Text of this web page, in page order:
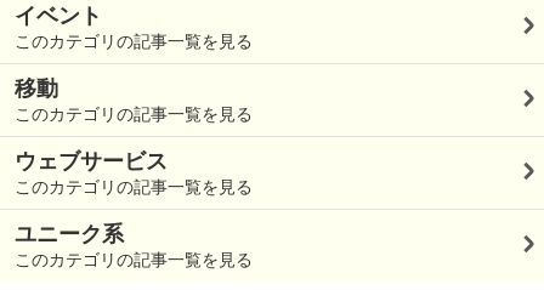
イベント
このカテゴリの記事一覧を見る
移動
このカテゴリの記事一覧を見る
ウェブサービス
このカテゴリの記事一覧を見る
ユニーク系
このカテゴリの記事一覧を見る